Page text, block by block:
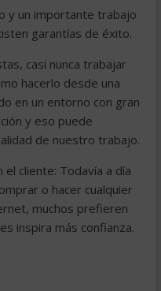
y un importante trabajo
garantías de éxito.
casi nunca trabajar
hacerlo desde una
en un entorno con gran
y eso puede
de nuestro trabajo.
cliente: Todavía a día
o hacer cualquier
muchos prefieren
inspira más confianza.